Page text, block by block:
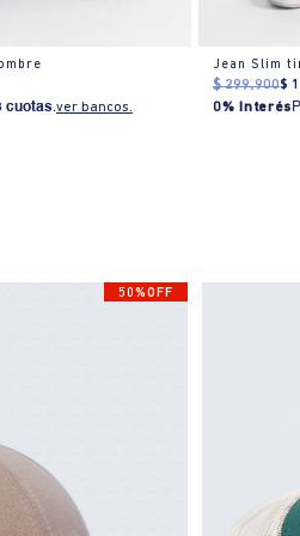
cuotas.ver bancos.
Jean Slim
$ 299.900$
0% Interés
50%OFF